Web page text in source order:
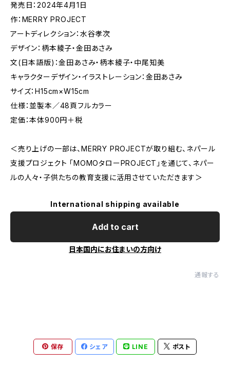
発売日：2024年4月1日
作：MERRY PROJECT
アートディレクション：水谷孝次
デザイン：柄本綾子・金田あさみ
文(日本語版)：金田あさみ・柄本綾子・中尾知美
キャラクターデザイン・イラストレーション：金田あさみ
サイズ：H15cm×W15cm
仕様：並製本／48頁フルカラー
定価：本体900円＋税
＜売り上げの一部は、MERRY PROJECTが取り組む、ネパール
支援プロジェクト 「MOMOタローPROJECT」を通じて、ネパー
ルの人々・子供たちの教育支援に活用させていただきます＞
International shipping available
Add to cart
日本国内にお住まいの方向け
通報する
保存 シェア LINE ポスト